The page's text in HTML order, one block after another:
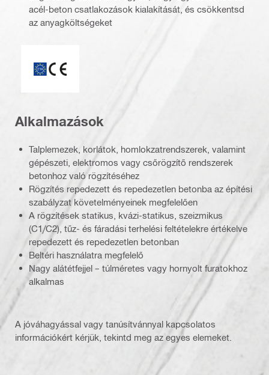
acél-beton csatlakozások kialakítását, és csökkentsd
az anyagköltségeket
Alkalmazások
Talplemezek, korlátok, homlokzatrendszerek, valamint
gépészeti, elektromos vagy csőrögzítő rendszerek
betonhoz való rögzítéséhez
Rögzítés repedezett és repedezetlen betonba az építési
szabályzat követelményeinek megfelelően
A rögzítések statikus, kvázi-statikus, szeizmikus
(C1/C2), tűz- és fáradási terhelési feltételekre értékelve
repedezett és repedezetlen betonban
Beltéri használatra megfelelő
Nagy alátétfejjel – túlméretes vagy hornyolt furatokhoz
alkalmas
A jóváhagyással vagy tanúsítvánnyal kapcsolatos
információkért kérjük, tekintd meg az egyes elemeket.